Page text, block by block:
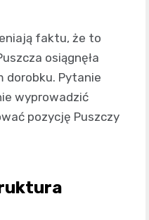
faktu, że to
osiągnęła
dorobku. Pytanie
wyprowadzić
pozycję Puszczy